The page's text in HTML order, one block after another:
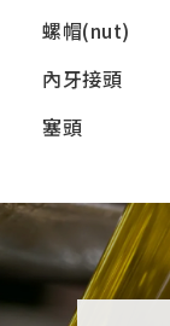
螺帽(nut)
內牙接頭
塞頭